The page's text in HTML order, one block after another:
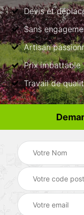
Devis et
Sans
Artisan
Prix imbattable
Travail de